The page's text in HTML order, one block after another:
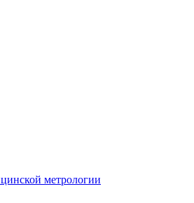
метрологии